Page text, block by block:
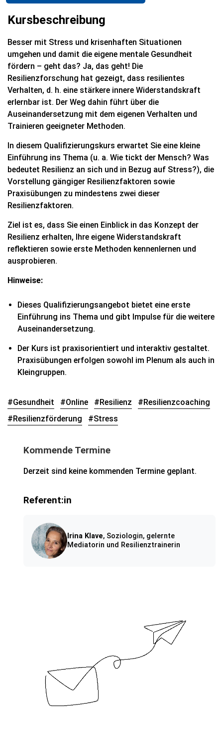
Kursbeschreibung
Besser mit Stress und krisenhaften Situationen
umgehen und damit die eigene mentale Gesundheit
fördern – geht das? Ja, das geht! Die
Resilienzforschung hat gezeigt, dass resilientes
Verhalten, d. h. eine stärkere innere Widerstandskraft
erlernbar ist. Der Weg dahin führt über die
Auseinandersetzung mit dem eigenen Verhalten und
Trainieren geeigneter Methoden.
In diesem Qualifizierungskurs erwartet Sie eine kleine
Einführung ins Thema (u. a. Wie tickt der Mensch? Was
bedeutet Resilienz an sich und in Bezug auf Stress?), die
Vorstellung gängiger Resilienzfaktoren sowie
Praxisübungen zu mindestens zwei dieser
Resilienzfaktoren.
Ziel ist es, dass Sie einen Einblick in das Konzept der
Resilienz erhalten, Ihre eigene Widerstandskraft
reflektieren sowie erste Methoden kennenlernen und
ausprobieren.
Hinweise:
Dieses Qualifizierungsangebot bietet eine erste
Einführung ins Thema und gibt Impulse für die weitere
Auseinandersetzung.
Der Kurs ist praxisorientiert und interaktiv gestaltet.
Praxisübungen erfolgen sowohl im Plenum als auch in
Kleingruppen.
#Gesundheit #Online #Resilienz
#Resilienzcoaching
#Resilienzförderung
#Stress
Kommende Termine
Derzeit sind keine kommenden Termine geplant.
Referent:in
Irina Klave, Soziologin, gelernte
Mediatorin und Resilienztrainerin